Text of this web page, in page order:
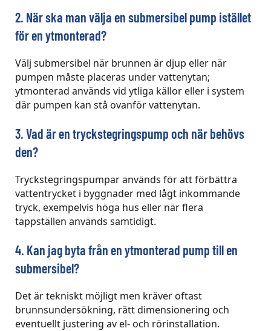
2. När ska man välja en submersibel pump istället
för en ytmonterad?
Välj submersibel när brunnen är djup eller när
pumpen måste placeras under vattenytan;
ytmonterad används vid ytliga källor eller i system
där pumpen kan stå ovanför vattenytan.
3. Vad är en tryckstegringspump och när behövs
den?
Tryckstegringspumpar används för att förbättra
vattentrycket i byggnader med lågt inkommande
tryck, exempelvis höga hus eller när flera
tappställen används samtidigt.
4. Kan jag byta från en ytmonterad pump till en
submersibel?
Det är tekniskt möjligt men kräver oftast
brunnsundersökning, rätt dimensionering och
eventuellt justering av el- och rörinstallation.